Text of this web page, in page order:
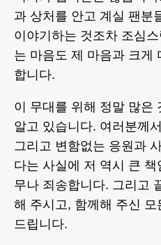
과 상처를 안고 계실 팬분
이야기하는 것조차 조심
는 마음도 제 마음과 크게
합니다.
이 무대를 위해 정말 많은
알고 있습니다. 여러분께
그리고 변함없는 응원과
다는 사실에 저 역시 큰
무나 죄송합니다. 그리고
해 주시고, 함께해 주신
드립니다.